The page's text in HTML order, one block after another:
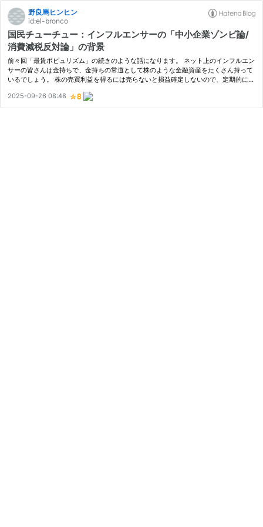
野良馬ヒンヒン
id:el-bronco
国民チューチュー：インフルエンサーの「中小企業ゾンビ論/
消費減税反対論」の背景
前々回「最賃ポピュリズム」の続きのような話になります。 ネット上のインフルエン
サーの皆さんは金持ちで、金持ちの常道として株のような金融資産をたくさん持って
いるでしょう。 株の売買利益を得るには売らないと損益確定しないので、定期的に現
2025-09-26 08:48